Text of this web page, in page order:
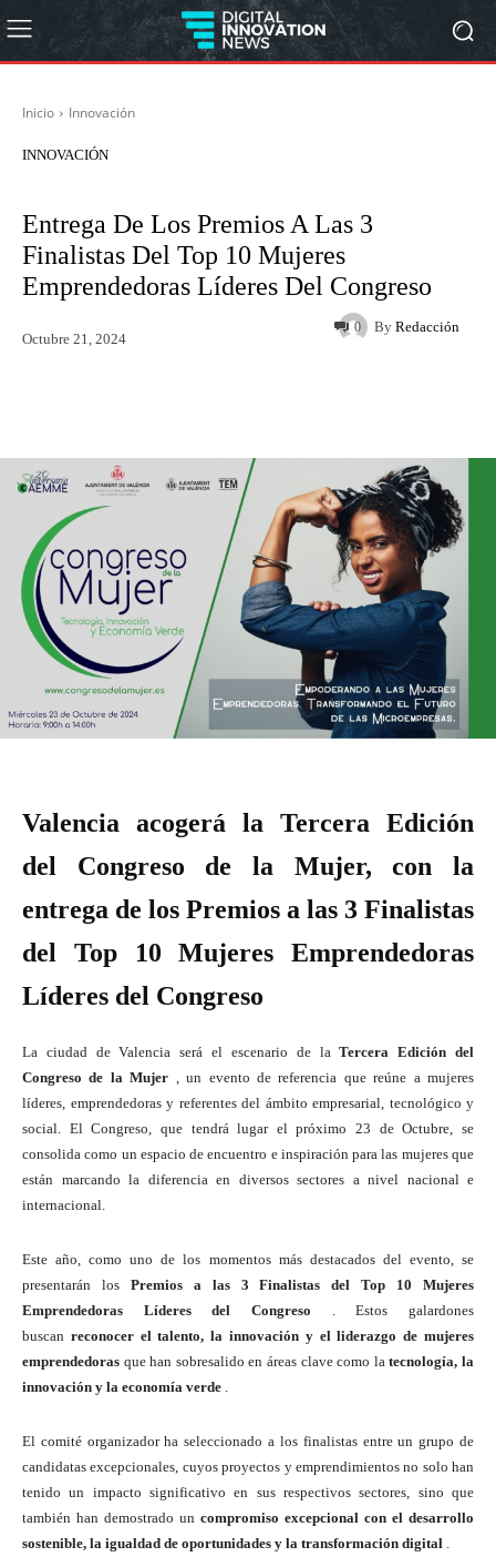
Inicio Innovación
INNOVACIÓN
Entrega De Los Premios A Las 3
Finalistas Del Top 10 Mujeres
Emprendedoras Líderes Del Congreso
By Redacción
Octubre 21, 2024
0
Valencia acogerá la Tercera Edición
del Congreso de la Mujer, con la
entrega de los Premios a las 3 Finalistas
del Top 10 Mujeres Emprendedoras
Líderes del Congreso
La ciudad de Valencia será el escenario de laTercera Edición del
Congreso de la Mujer , un evento de referencia que reúne a mujeres
líderes, emprendedoras y referentes del ámbito empresarial, tecnológico y
social. El Congreso, que tendrá lugar el próximo 23 de Octubre, se
consolida como un espacio de encuentro e inspiración para las mujeres que
están marcando la diferencia en diversos sectores a nivel nacional e
internacional.
Este año, como uno de los momentos más destacados del evento, se
presentarán los Premios a las 3 Finalistas del Top 10 Mujeres
Emprendedoras Líderes del Congreso . Estos galardones
buscan reconocer el talento, la innovación y el liderazgo de mujeres
emprendedoras que han sobresalido en áreas clave como latecnología, la
innovación y la economía verde
El comité organizador ha seleccionado a los finalistas entre un grupo de
candidatas excepcionales, cuyos proyectos y emprendimientos no solo han
tenido un impacto significativo en sus respectivos sectores, sino que
también han demostrado un compromiso excepcional con el desarrollo
sostenible, la igualdad de oportunidades y la transformación digital